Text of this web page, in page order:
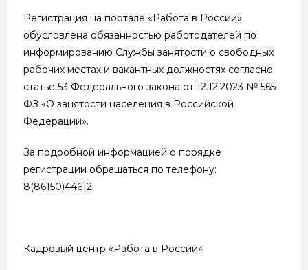
Регистрация на портале «Работа в России»
обусловлена обязанностью работодателей по
информированию Службы занятости о свободных
рабочих местах и вакантных должностях согласно
статье 53 Федерального закона от 12.12.2023 № 565-
ФЗ «О занятости населения в Российской
Федерации».
За подробной информацией о порядке
регистрации обращаться по телефону:
8(86150)44612.
Кадровый центр «Работа в России»